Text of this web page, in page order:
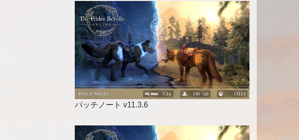
パッチノート v11.3.6